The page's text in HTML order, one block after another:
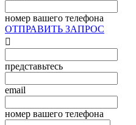
номер вашего телефона
ОТПРАВИТЬ ЗАПРОС

представьтесь
email
номер вашего телефона